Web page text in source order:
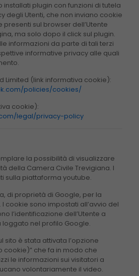
installati plugin con funzioni di tutela
degli Utenti, che non inviano cookie
sul browser dell’Utente
ma solo dopo il click sul plugin.
informazioni da parte di tali terzi
informative privacy alle quali
Limited (link informativa cookie):
policies/cookies/
cookie):
legal/privacy-policy
la possibilità di visualizzare
della Camera Civile Trevigiana. I
sulla piattaforma youtube.
di proprietà di Google, per la
cookie sono impostati all’avvio del
l’identificazione dell’Utente a
loggato nel profilo Google.
sito è stata attivata l’opzione
cookie)” che fa in modo che
le informazioni sui visitatori a
volontariamente il video.